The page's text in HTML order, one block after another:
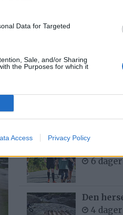
Data for Targeted
Sale, and/or Sharing
the Purposes for which it
Access Privacy Policy
Med
6
3
– Det
6
Den
4